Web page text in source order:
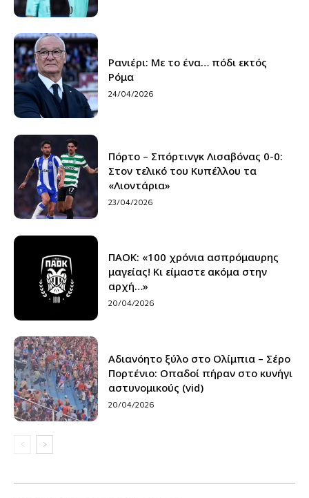
Ρανιέρι: Με το ένα… πόδι εκτός
Ρόμα
24/04/2026
Πόρτο – Σπόρτινγκ Λισαβόνας 0-0:
Στον τελικό του Κυπέλλου τα
«Λιοντάρια»
23/04/2026
ΠΑΟΚ: «100 χρόνια ασπρόμαυρης
μαγείας! Κι είμαστε ακόμα στην
αρχή…»
20/04/2026
Αδιανόητο ξύλο στο Ολίμπια – Σέρο
Πορτένιο: Οπαδοί πήραν στο κυνήγι
αστυνομικούς (vid)
20/04/2026